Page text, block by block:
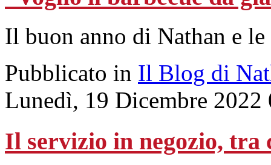
Il buon anno di Nathan e
Pubblicato in Il Blog di
Lunedì, 19 Dicembre 2022
Il servizio in negozio, tra